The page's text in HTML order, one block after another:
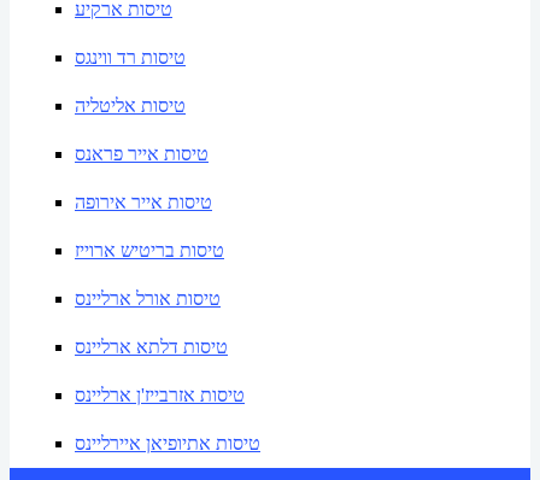
טיסות ארקיע
טיסות רד ווינגס
טיסות אליטליה
טיסות אייר פראנס
טיסות אייר אירופה
טיסות בריטיש ארוייז
טיסות אורל ארליינס
טיסות דלתא ארליינס
טיסות אזרבייז'ן ארליינס
טיסות אתיופיאן איירליינס